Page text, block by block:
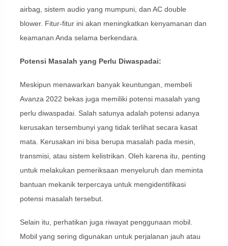
airbag, sistem audio yang mumpuni, dan AC double
blower. Fitur-fitur ini akan meningkatkan kenyamanan dan
keamanan Anda selama berkendara.
Potensi Masalah yang Perlu Diwaspadai:
Meskipun menawarkan banyak keuntungan, membeli
Avanza 2022 bekas juga memiliki potensi masalah yang
perlu diwaspadai. Salah satunya adalah potensi adanya
kerusakan tersembunyi yang tidak terlihat secara kasat
mata. Kerusakan ini bisa berupa masalah pada mesin,
transmisi, atau sistem kelistrikan. Oleh karena itu, penting
untuk melakukan pemeriksaan menyeluruh dan meminta
bantuan mekanik terpercaya untuk mengidentifikasi
potensi masalah tersebut.
Selain itu, perhatikan juga riwayat penggunaan mobil.
Mobil yang sering digunakan untuk perjalanan jauh atau